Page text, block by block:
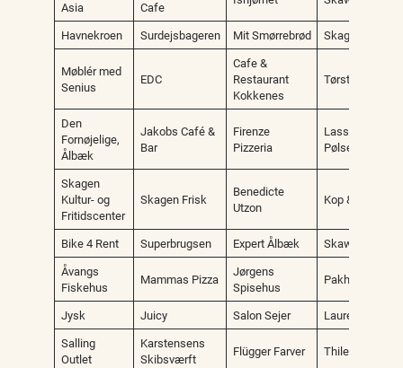
Asia
Cafe
Havnekroen Surdejsbageren Mit Smørrebrød Skagen
Møblér med
Senius
EDC
Cafe &
Restaurant
Kokkenes
Tørst
Den
Fornøjelige,
Ålbæk
Jakobs Café &
Bar
Firenze
Pizzeria
Lasses
Pølsevogn
Skagen
Kultur- og
Fritidscenter
Skagen Frisk
Benedicte
Utzon
Kop & Kande
Bike 4 Rent Superbrugsen Expert Ålbæk
Skawgrillen
Åvangs
Fiskehus
Mammas Pizza
Jørgens
Spisehus
Pakhuset
Jysk Juicy Salon Sejer
Laurentius
Salling
Outlet
Karstensens
Skibsværft
Flügger Farver Thile